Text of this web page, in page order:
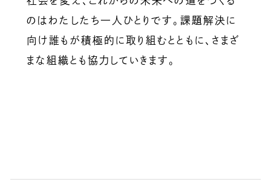
のはわたしたち一人ひとりです。課題解決に
向け誰もが積極的に取り組むとともに、さまざ
まな組織とも協力していきます。